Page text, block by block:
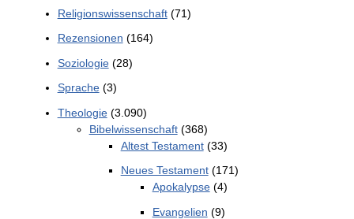
Religionswissenschaft(71)
Rezensionen (164)
Soziologie(28)
Sprache(3)
Theologie(3.090)
Bibelwissenschaft(368)
Altest Testament(33)
Neues Testament(171)
Apokalypse(4)
Evangelien (9)